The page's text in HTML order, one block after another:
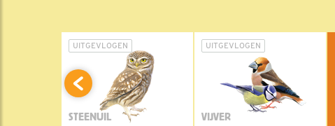
UITGEVLOGEN
STEENUIL
UITGEVLOGEN
VIJVER